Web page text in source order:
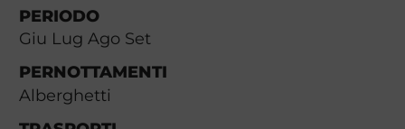
PERIODO
Giu Lug Ago Set
PERNOTTAMENTI
Alberghetti